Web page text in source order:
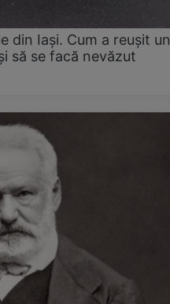
din Iași. Cum a reușit un
să se facă nevăzut